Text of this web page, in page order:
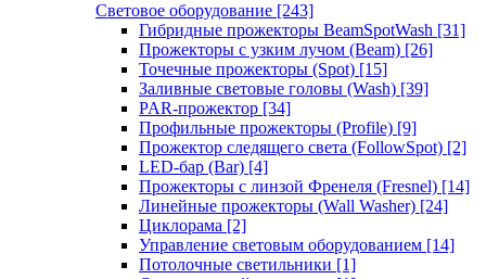
Световое оборудование [243]
Гибридные прожекторы BeamSpotWash [31]
Прожекторы с узким лучом (Beam) [26]
Точечные прожекторы (Spot) [15]
Заливные световые головы (Wash) [39]
PAR-прожектор [34]
Профильные прожекторы (Profile) [9]
Прожектор следящего света (FollowSpot) [2]
LED-бар (Bar) [4]
Прожекторы с линзой Френеля (Fresnel) [14]
Линейные прожекторы (Wall Washer) [24]
Циклорама [2]
Управление световым оборудованием [14]
Потолочные светильники [1]